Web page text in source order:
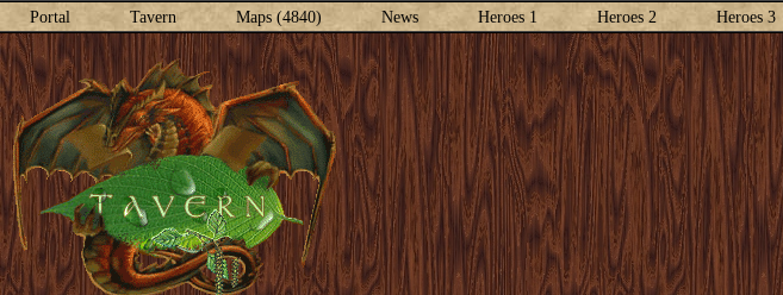
Portal Tavern Maps (4840) News Heroes 1 Heroes 2 Heroes 3